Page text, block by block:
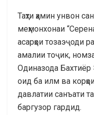
Таҳти ҳамин унвон
меҳмонхонаи
асарҳои тозаэҷоди
амалии тоҷик,
Одиназода
оид ба илм ва
давлатии санъати
баргузор гардид.